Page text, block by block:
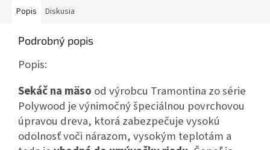
Popis Diskusia
Podrobný popis
Popis:
Sekáč na mäso od výrobcu Tramontina zo série
Polywood je výnimočný špeciálnou povrchovou
úpravou dreva, ktorá zabezpečuje vysokú
odolnosť voči nárazom, vysokým teplotám a